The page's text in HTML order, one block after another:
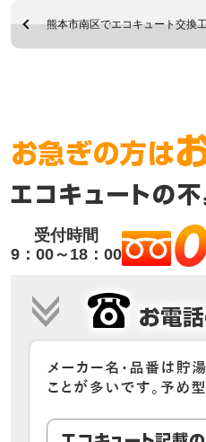
熊本市南区でエコキュート交換
受付時間
9：00～18：00